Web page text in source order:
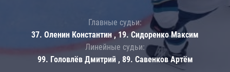
Главные судьи:
37. Оленин Константин , 19. Сидоренко Максим
Линейные судьи:
99. Головлёв Дмитрий , 89. Савенков Артём